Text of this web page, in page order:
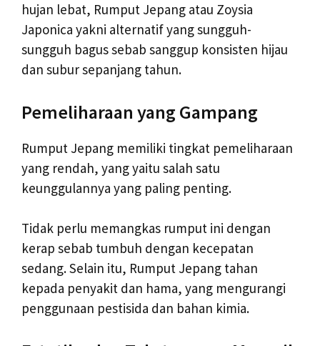
hujan lebat, Rumput Jepang atau Zoysia
Japonica yakni alternatif yang sungguh-
sungguh bagus sebab sanggup konsisten hijau
dan subur sepanjang tahun.
Pemeliharaan yang Gampang
Rumput Jepang memiliki tingkat pemeliharaan
yang rendah, yang yaitu salah satu
keunggulannya yang paling penting.
Tidak perlu memangkas rumput ini dengan
kerap sebab tumbuh dengan kecepatan
sedang. Selain itu, Rumput Jepang tahan
kepada penyakit dan hama, yang mengurangi
penggunaan pestisida dan bahan kimia.